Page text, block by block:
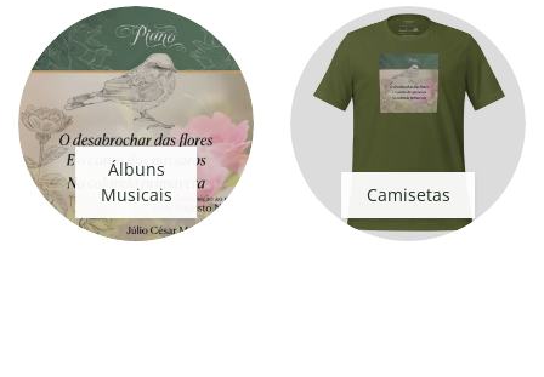
Álbuns
Musicais
Camisetas